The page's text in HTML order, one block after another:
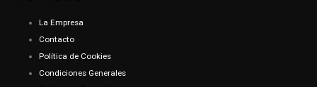
La Empresa
Contacto
Política de Cookies
Condiciones Generales